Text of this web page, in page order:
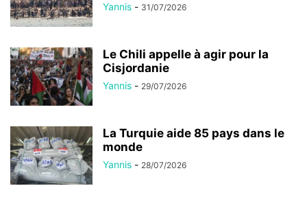
Yannis - 31/07/2026
Le Chili appelle à agir pour la
Cisjordanie
Yannis - 29/07/2026
La Turquie aide 85 pays dans le
monde
Yannis - 28/07/2026